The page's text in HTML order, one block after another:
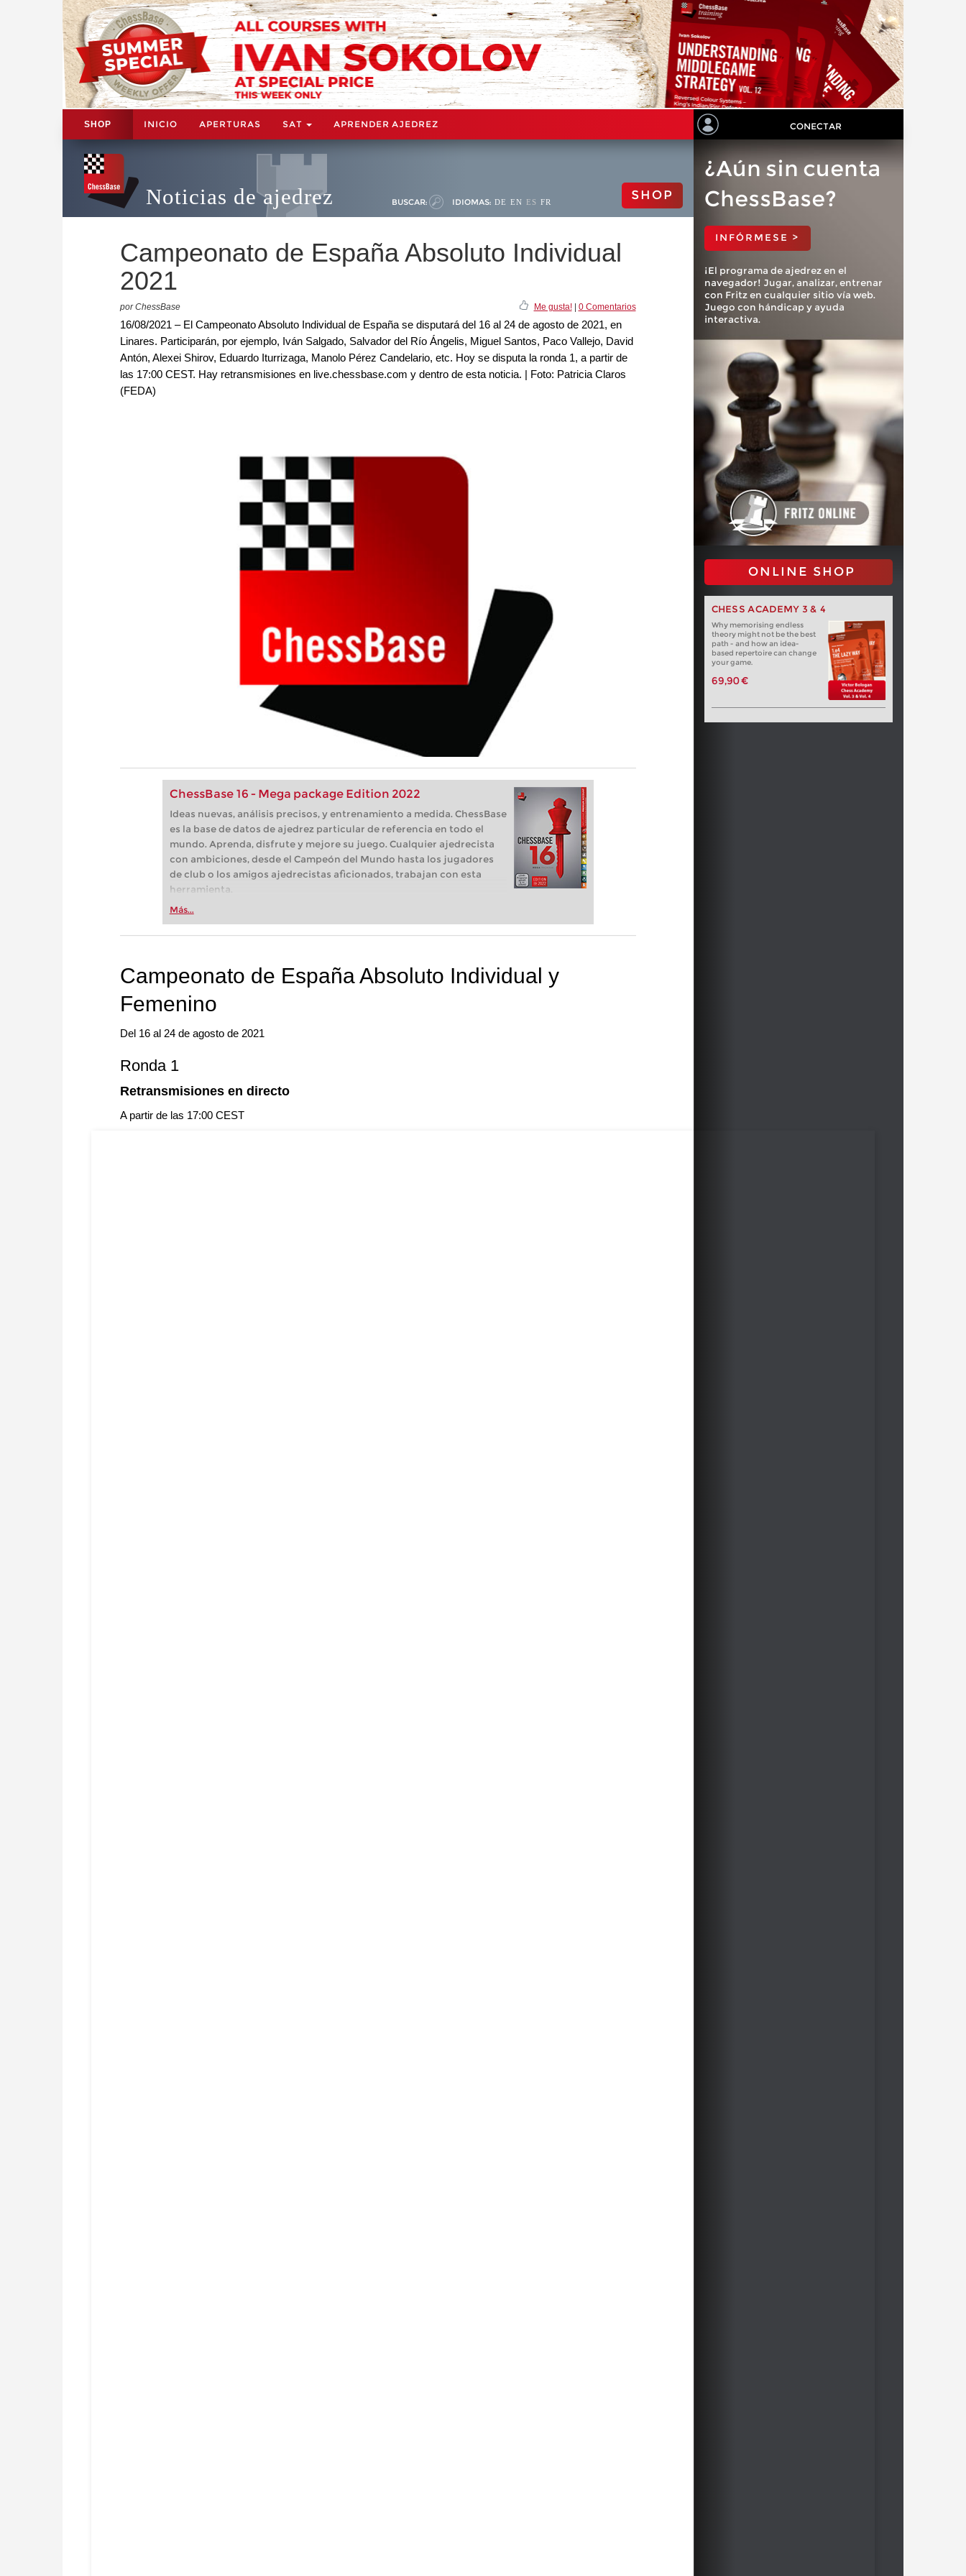
SHOP INICIO APERTURAS SAT APRENDER AJEDREZ CONECTAR
Noticias de ajedrez BUSCAR: IDIOMAS: DE EN ES FR SHOP
Campeonato de España Absoluto Individual
2021
por ChessBase Me gusta!| 0 Comentarios
16/08/2021 – El Campeonato Absoluto Individual de España se disputará del 16 al 24 de agosto de 2021, en
Linares. Participarán, por ejemplo, Iván Salgado, Salvador del Río Ángelis, Miguel Santos, Paco Vallejo, David
Antón, Alexei Shirov, Eduardo Iturrizaga, Manolo Pérez Candelario, etc. Hoy se disputa la ronda 1, a partir de
las 17:00 CEST. Hay retransmisiones en live.chessbase.com y dentro de esta noticia. | Foto: Patricia Claros
(FEDA)
ChessBase 16 - Mega package Edition 2022
Ideas nuevas, análisis precisos, y entrenamiento a medida. ChessBase
es la base de datos de ajedrez particular de referencia en todo el
mundo. Aprenda, disfrute y mejore su juego. Cualquier ajedrecista
con ambiciones, desde el Campeón del Mundo hasta los jugadores
de club o los amigos ajedrecistas aficionados, trabajan con esta
herramienta.
Más...
¿Aún sin cuenta
ChessBase?
INFÓRMESE >
¡El programa de ajedrez en el
navegador! Jugar, analizar, entrenar
con Fritz en cualquier sitio vía web.
Juego con hándicap y ayuda
interactiva.
ONLINE SHOP
CHESS ACADEMY 3 & 4
Why memorising endless
theory might not be the best
path - and how an idea-
based repertoire can change
your game.
69,90 €
Campeonato de España Absoluto Individual y
Femenino
Del 16 al 24 de agosto de 2021
Ronda 1
Retransmisiones en directo
A partir de las 17:00 CEST